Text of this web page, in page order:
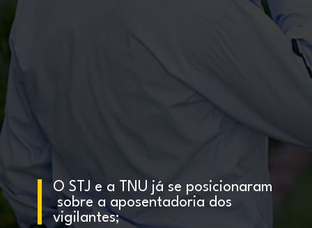
O STJ e a TNU já se posicionaram
sobre a aposentadoria dos
vigilantes;